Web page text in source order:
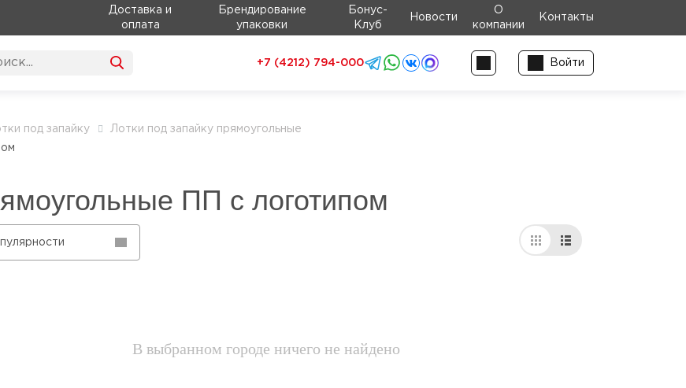
Доставка и
оплата
Брендирование
упаковки
Бонус-
Клуб
Новости
О
компании
Контакты
+7 (4212) 794-000 Войти
под запайку
Лотки под запайку прямоугольные
ПП с логотипом
В выбранном городе ничего не найдено